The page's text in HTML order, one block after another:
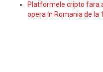
Platformele cripto fara
opera in Romania de la